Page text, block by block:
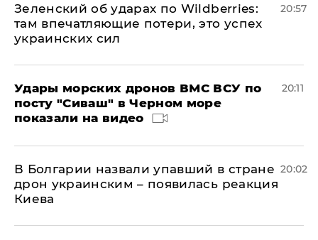
Зеленский об ударах по Wildberries:
там впечатляющие потери, это успех
украинских сил
20:57
Удары морских дронов ВМС ВСУ по
посту "Сиваш" в Черном море
показали на видео
20:11
В Болгарии назвали упавший в стране
дрон украинским – появилась реакция
Киева
20:02